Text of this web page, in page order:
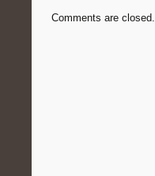
Comments are closed.